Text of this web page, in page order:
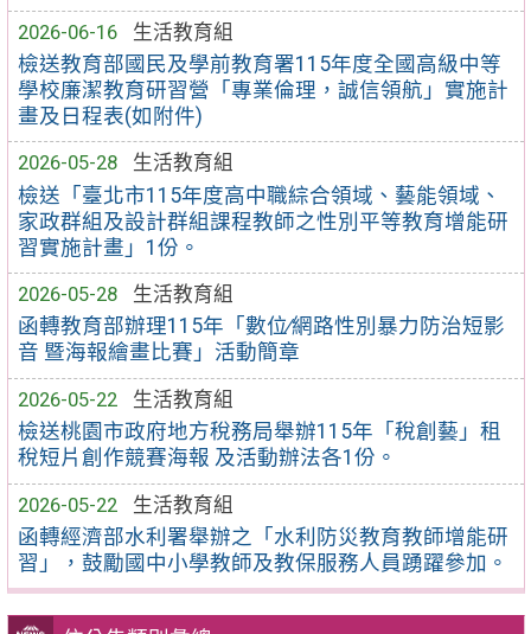
2026-06-16
生活教育組
檢送教育部國民及學前教育署115年度全國高級中等
學校廉潔教育研習營「專業倫理，誠信領航」實施計
畫及日程表(如附件)
2026-05-28
生活教育組
檢送「臺北市115年度高中職綜合領域、藝能領域、
家政群組及設計群組課程教師之性別平等教育增能研
習實施計畫」1份。
2026-05-28
生活教育組
函轉教育部辦理115年「數位∕網路性別暴力防治短影
音 暨海報繪畫比賽」活動簡章
2026-05-22
生活教育組
檢送桃園市政府地方稅務局舉辦115年「稅創藝」租
稅短片創作競賽海報 及活動辦法各1份。
2026-05-22
生活教育組
函轉經濟部水利署舉辦之「水利防災教育教師增能研
習」，鼓勵國中小學教師及教保服務人員踴躍參加。